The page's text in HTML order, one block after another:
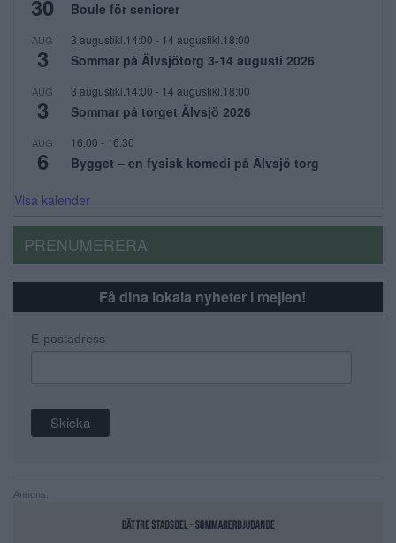
30 Boule för seniorer
AUG
3
3 augustikl.14:00 - 14 augustikl.18:00
Sommar på Älvsjötorg 3-14 augusti 2026
AUG
3
3 augustikl.14:00 - 14 augustikl.18:00
Sommar på torget Älvsjö 2026
AUG
6
16:00 - 16:30
Bygget – en fysisk komedi på Älvsjö torg
Visa kalender
PRENUMERERA
Få dina lokala nyheter i mejlen!
E-postadress
Annons: